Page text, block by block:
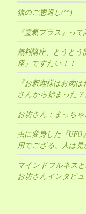
猫のご恩返し(^^)
『霊氣プラス』っ
無料講座、とうと
座」ですたい！！
『お釈迦様はお肉
さんから始まった？
お坊さん：まっちゃ
虫に変身した『
用でござる。人は
マインドフルネス
お坊さんインタビュ